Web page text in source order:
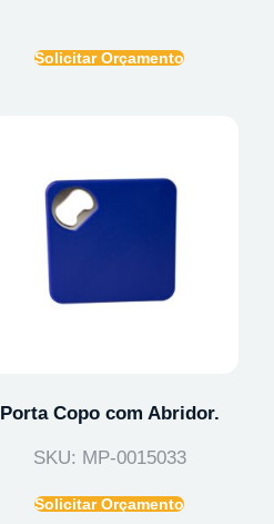
Solicitar Orçamento
Porta Copo com Abridor.
SKU: MP-0015033
Solicitar Orçamento